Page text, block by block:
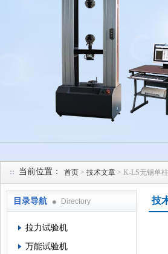
当前位置： 首页 > 技术文章 > K-LS无锡单
目录导航 Directory
拉力试验机
万能试验机
技